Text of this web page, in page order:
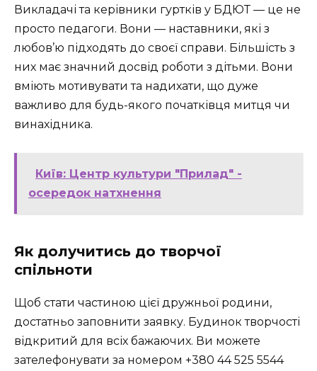
Викладачі та керівники гуртків у БДЮТ — це не
просто педагоги. Вони — наставники, які з
любов’ю підходять до своєї справи. Більшість з
них має значний досвід роботи з дітьми. Вони
вміють мотивувати та надихати, що дуже
важливо для будь-якого початківця митця чи
винахідника.
Київ: Центр культури "Прилад" -
осередок натхнення
Як долучитись до творчої
спільноти
Щоб стати частиною цієї дружньої родини,
достатньо заповнити заявку. Будинок творчості
відкритий для всіх бажаючих. Ви можете
зателефонувати за номером +380 44 525 5544